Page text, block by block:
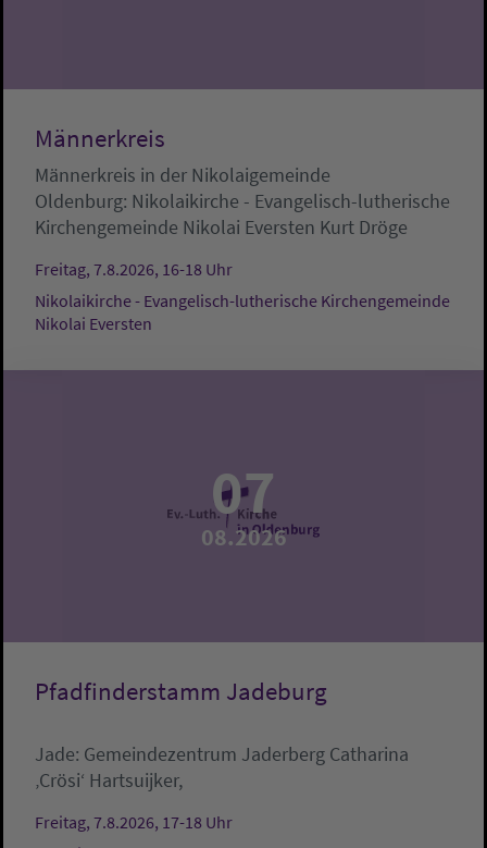
Männerkreis
Männerkreis in der Nikolaigemeinde
Oldenburg: Nikolaikirche - Evangelisch-lutherische
Kirchengemeinde Nikolai Eversten Kurt Dröge
Freitag, 7.8.2026, 16-18 Uhr
Nikolaikirche - Evangelisch-lutherische Kirchengemeinde
Nikolai Eversten
07
08.2026
Pfadfinderstamm Jadeburg
Jade: Gemeindezentrum Jaderberg Catharina
‚Crösi‘ Hartsuijker,
Freitag, 7.8.2026, 17-18 Uhr